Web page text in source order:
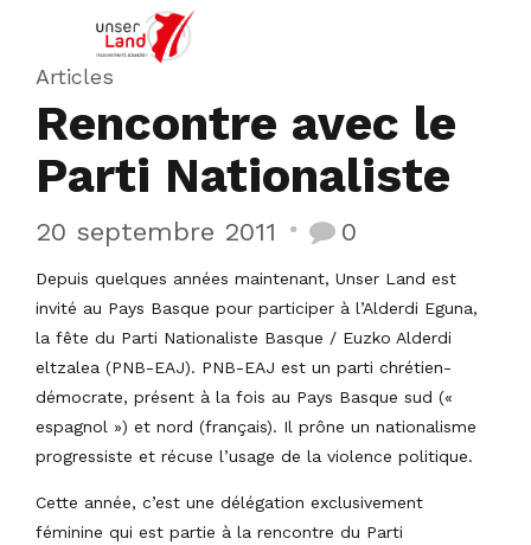
Articles
Rencontre avec le
Parti Nationaliste
20 septembre 2011 0
Depuis quelques années maintenant, Unser Land est
invité au Pays Basque pour participer à l’Alderdi Eguna,
la fête du Parti Nationaliste Basque / Euzko Alderdi
eltzalea (PNB-EAJ). PNB-EAJ est un parti chrétien-
démocrate, présent à la fois au Pays Basque sud («
espagnol ») et nord (français). Il prône un nationalisme
progressiste et récuse l’usage de la violence politique.
Cette année, c’est une délégation exclusivement
féminine qui est partie à la rencontre du Parti